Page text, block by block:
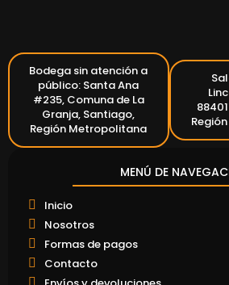
Bodega sin atención a
público: Santa Ana
#235, Comuna de La
Granja, Santiago,
Región Metropolitana
MENÚ DE
Inicio
Nosotros
Formas de pagos
Contacto